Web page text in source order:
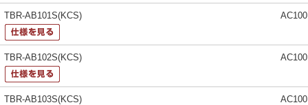
TBR-AB101S(KCS)
TBR-AB102S(KCS)
TBR-AB103S(KCS)